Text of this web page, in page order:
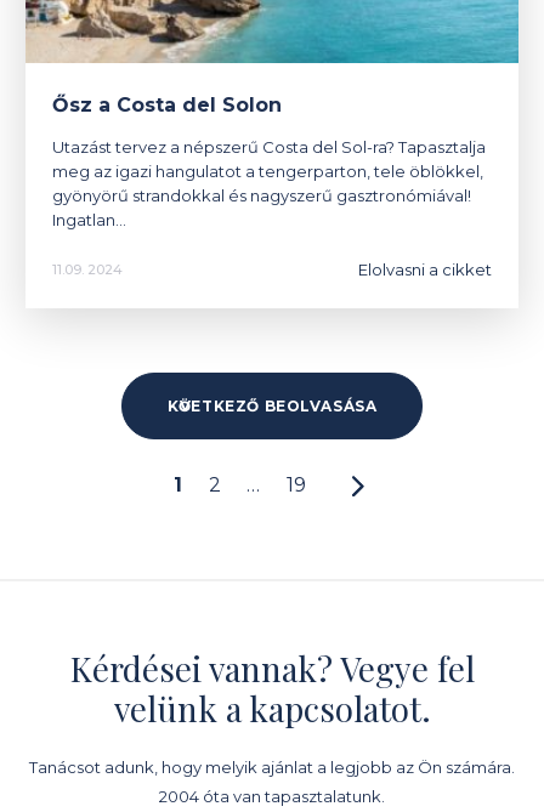
Ősz a Costa del Solon
Utazást tervez a népszerű Costa del Sol-ra? Tapasztalja
meg az igazi hangulatot a tengerparton, tele öblökkel,
gyönyörű strandokkal és nagyszerű gasztronómiával!
Ingatlan…
11.09. 2024 Elolvasni a cikket
KӦVETKEZŐ BEOLVASÁSA
1 2 … 19
Kérdései vannak? Vegye fel
velünk a kapcsolatot.
Tanácsot adunk, hogy melyik ajánlat a legjobb az Ön számára.
2004 óta van tapasztalatunk.